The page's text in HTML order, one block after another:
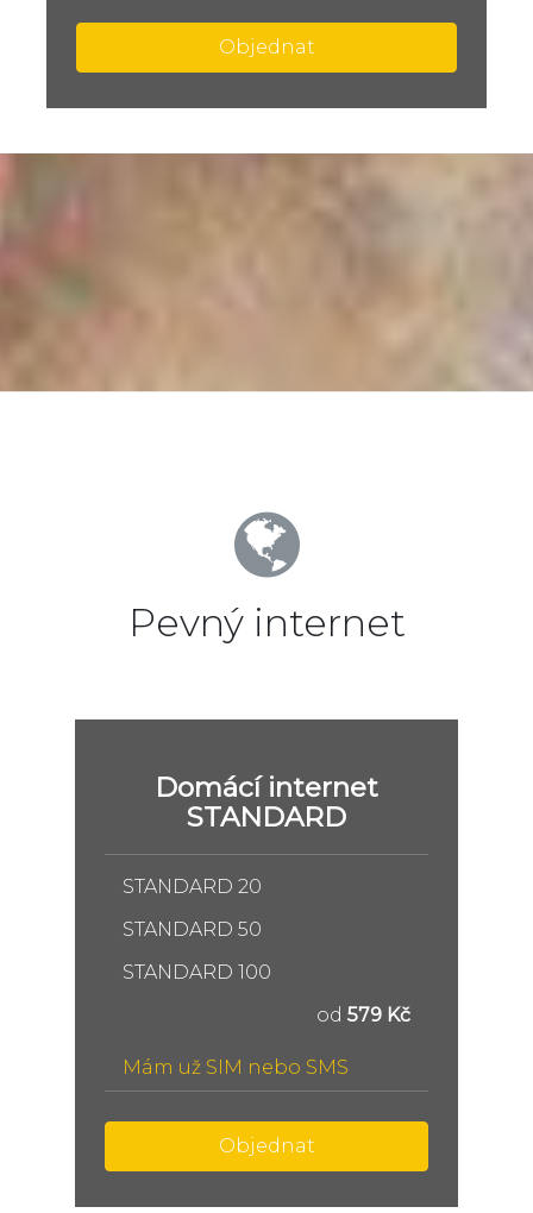
Objednat
Pevný internet
Domácí internet
STANDARD
STANDARD 20
STANDARD 50
STANDARD 100
od 579 Kč
Mám už SIM nebo SMS
Objednat